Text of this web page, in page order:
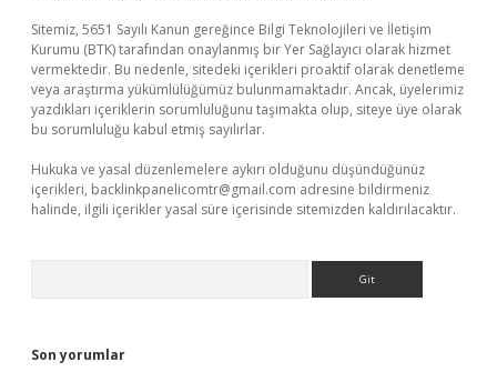
Sitemiz, 5651 Sayılı Kanun gereğince Bilgi Teknolojileri ve İletişim
Kurumu (BTK) tarafından onaylanmış bir Yer Sağlayıcı olarak hizmet
vermektedir. Bu nedenle, sitedeki içerikleri proaktif olarak denetleme
veya araştırma yükümlülüğümüz bulunmamaktadır. Ancak, üyelerimiz
yazdıkları içeriklerin sorumluluğunu taşımakta olup, siteye üye olarak
bu sorumluluğu kabul etmiş sayılırlar.
Hukuka ve yasal düzenlemelere aykırı olduğunu düşündüğünüz
içerikleri, backlinkpanelicomtr@gmail.com adresine bildirmeniz
halinde, ilgili içerikler yasal süre içerisinde sitemizden kaldırılacaktır.
Son yorumlar